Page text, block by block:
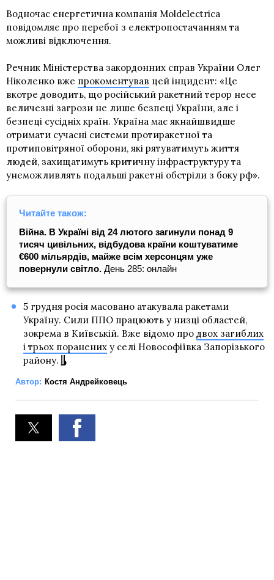
Водночас енергетична компанія Moldelectrica
повідомляє про перебої з електропостачанням та
можливі відключення.
Речник Міністерства закордонних справ України Олег
Ніколенко вже прокоментував цей інцидент: «Це
вкотре доводить, що російський ракетний терор несе
величезні загрози не лише безпеці України, але і
безпеці сусідніх країн. Україна має якнайшвидше
отримати сучасні системи протиракетної та
протиповітряної оборони, які рятуватимуть життя
людей, захищатимуть критичну інфраструктуру та
унеможливлять подальші ракетні обстріли з боку рф».
Читайте також:
Війна. В Україні від 24 лютого загинули понад 9
тисяч цивільних, відбудова країни коштуватиме
€600 мільярдів, майже всім херсонцям уже
повернули світло. День 285: онлайн
5 грудня росія масовано атакувала ракетами
Україну. Сили ППО працюють у низці областей,
зокрема в Київській. Вже відомо про двох загиблих
і трьох поранениху селі Новософіївка Запорізького
району.
Автор: Костя Андрейковець